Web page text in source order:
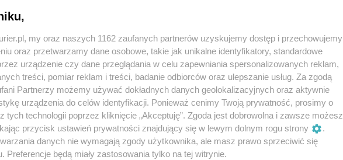
i upokarzania politycznych konkurentów, ale
itp. To lekcja, jaką już raz
dla Czytelników eKuriera
64%treści.
dostępna w
my oraz naszych 1162 zaufanych partnerów uzyskujemy dostęp i przechowujemy
oraz przetwarzamy dane osobowe, takie jak unikalne identyfikatory, standardowe
urządzenie czy dane przeglądania w celu zapewniania spersonalizowanych reklam,
treści, pomiar reklam i treści, badanie odbiorców oraz ulepszanie usług. Za zgodą
Partnerzy możemy używać dokładnych danych geolokalizacyjnych oraz aktywnie
urządzenia do celów identyfikacji. Ponieważ cenimy Twoją prywatność, prosimy o
tych technologii poprzez kliknięcie „Akceptuję”. Zgoda jest dobrowolna i zawsze możesz
przycisk ustawień prywatności znajdujący się w lewym dolnym rogu strony
danych nie wymagają zgody użytkownika, ale masz prawo sprzeciwić się
Preferencje będą miały zastosowania tylko na tej witrynie.